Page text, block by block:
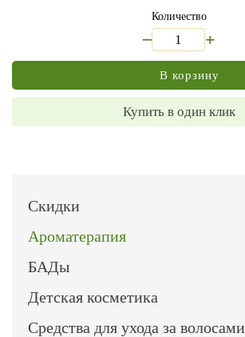
Скидки
Ароматерапия
БАДы
Детская косметика
Средства для ухода за волосами
Количество
+
В корзину
Купить в один клик